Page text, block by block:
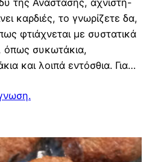
καρδιές, το γνωρίζετε δα,
φτιάχνεται με συστατικά
όπως συκωτάκια,
και λοιπά εντόσθια. Για…